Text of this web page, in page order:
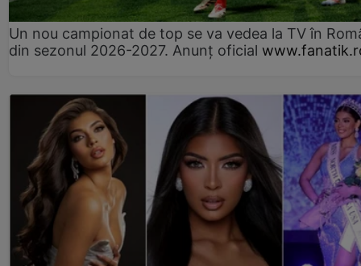
Un nou campionat de top se va vedea la TV în
din sezonul 2026-2027. Anunț oficial